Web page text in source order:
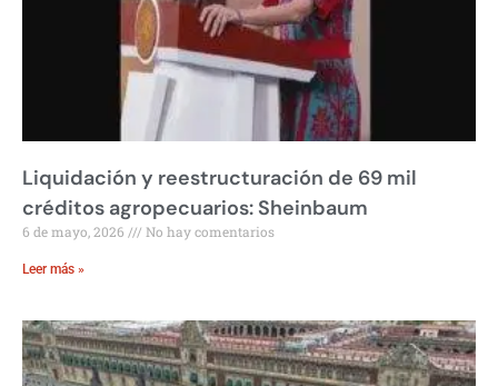
Liquidación y reestructuración de 69 mil
créditos agropecuarios: Sheinbaum
6 de mayo, 2026 No hay comentarios
Leer más »